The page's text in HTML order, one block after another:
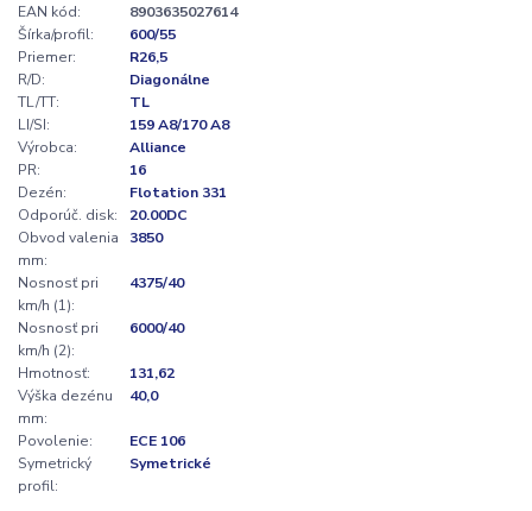
EAN kód:
8903635027614
Šírka/profil:
600/55
Priemer:
R26,5
R/D:
Diagonálne
TL/TT:
TL
LI/SI:
159 A8/170 A8
Výrobca:
Alliance
PR:
16
Dezén:
Flotation 331
Odporúč. disk:
20.00DC
Obvod valenia
mm:
3850
Nosnosť pri
km/h (1):
4375/40
Nosnosť pri
km/h (2):
6000/40
Hmotnosť:
131,62
Výška dezénu
mm:
40,0
Povolenie:
ECE 106
Symetrický
profil:
Symetrické